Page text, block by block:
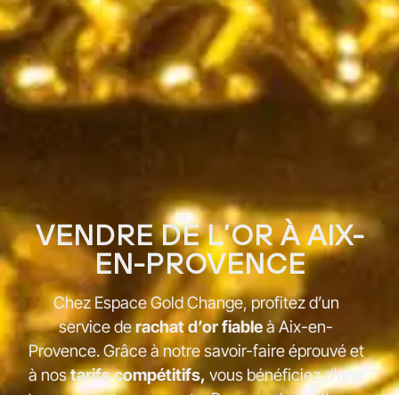
VENDRE DE L’OR À AIX-
EN-PROVENCE
Chez Espace Gold Change, profitez d’un
service derachat d’or fiableà Aix-en-
Provence. Grâce à notre savoir-faire éprouvé et
à nostarifs compétitifs, vous bénéficiez d’une